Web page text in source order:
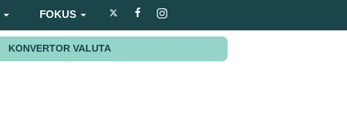
FOKUS
KONVERTOR VALUTA